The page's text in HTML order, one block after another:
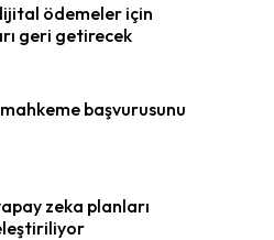
ödemeler için
geri getirecek
başvurusunu
zeka planları